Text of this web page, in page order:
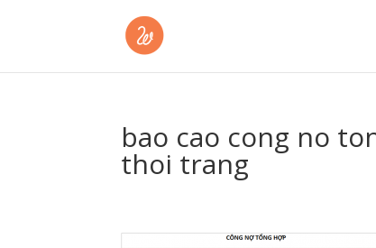
bao cao cong no
thoi trang